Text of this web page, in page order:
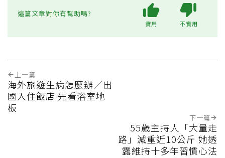
這篇文章對你有幫助嗎?
實用 不實用
上一篇
海外旅遊生病怎麼辦／出
國入住飯店 先看浴室地
板
下一篇
55歲主持人「大量走
路」減重近10公斤 她透
露維持十多年習慣心法